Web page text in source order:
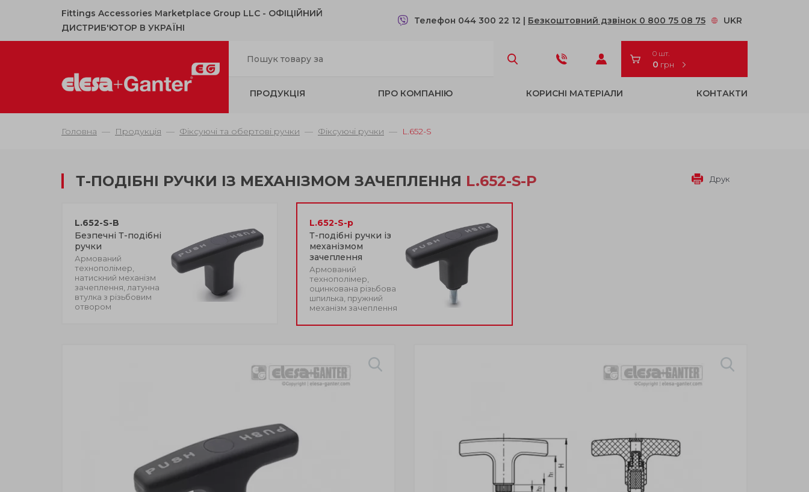
Fittings Accessories Marketplace Group LLC - OФІЦІЙНИЙ
ДИСТРИБ'ЮТОР В УКРАЇНІ
Телефон 044 300 22 12 | Безкоштовний дзвінок 0 800 75 08 75 UKR
0 шт.
0 грн
ПРОДУКЦІЯ ПРО КОМПАНІЮ КОРИСНІ МАТЕРІАЛИ КОНТАКТИ
Головна Продукція Фіксуючі та обертові ручки Фіксуючі ручки L.652-S
Т-ПОДІБНІ РУЧКИ ІЗ МЕХАНІЗМОМ ЗАЧЕПЛЕННЯ L.652-S-P Друк
L.652-S-B
Безпечні Т-подібні
ручки
Армований
технополімер,
натискний механізм
зачеплення, латунна
втулка з різьбовим
отвором
L.652-S-p
Т-подібні ручки із
механізмом
зачеплення
Армований
технополімер,
оцинкована різьбова
шпилька, пружний
механізм зачеплення